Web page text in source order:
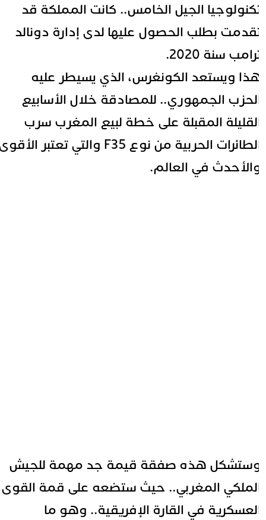
الجيل الخامس.. كانت المملكة قد
بطلب الحصول عليها لدى إدارة دونالد
سنة 2020.
ويستعد الكونغرس، الذي يسيطر عليه
الجمهوري.. للمصادقة خلال الأسابيع
المقبلة على خطة لبيع المغرب سرب
الطائرات الحربية من نوع F35 والتي تعتبر الأقوى
في العالم.
هذه صفقة قيمة جد مهمة للجيش
المغربي.. حيث ستضعه على قمة القوى
في القارة الإفريقية.. وهو ما